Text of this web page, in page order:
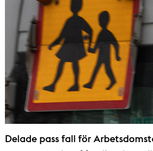
Delade pass fall för